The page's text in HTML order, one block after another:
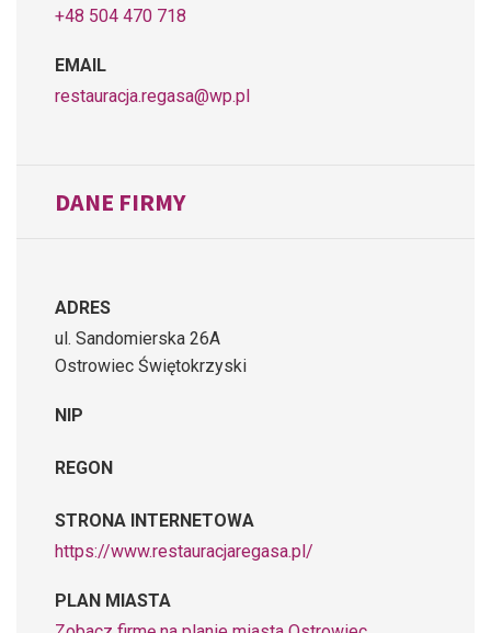
+48 504 470 718
EMAIL
restauracja.regasa@wp.pl
DANE FIRMY
ADRES
ul. Sandomierska 26A
Ostrowiec Świętokrzyski
NIP
REGON
STRONA INTERNETOWA
https://www.restauracjaregasa.pl/
PLAN MIASTA